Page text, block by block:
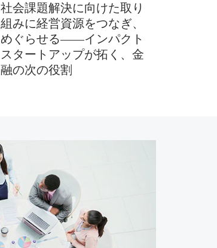
社会課題解決に向けた取り
組みに経営資源をつなぎ、
めぐらせる――インパクト
スタートアップが拓く、金
融の次の役割